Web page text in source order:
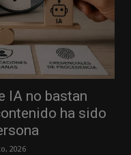
IA no bastan
ha sido
2026